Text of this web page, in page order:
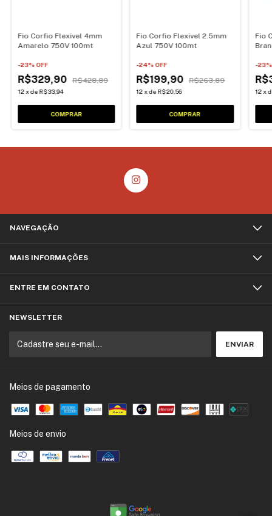
Fio Corfio Flexivel 4mm
Amarelo 750V 100mt
-23% OFF
R$329,90 R$428,89
12xdeR$33,94
Fio Corfio Flexivel 2.5mm
Azul 750V 100mt
-24% OFF
R$199,90 R$263,89
12 xdeR$20,56
Fio
-23
12x
NAVEGAÇÃO
MAIS INFORMAÇÕES
ENTRE EM CONTATO
NEWSLETTER
Meios de pagamento
Meios de envio